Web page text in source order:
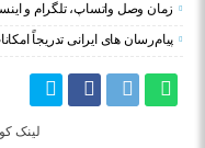
زمان وصل واتساپ، تلگرام و
پیام‌رسان‌ های ایرانی تدریجاً
لینک